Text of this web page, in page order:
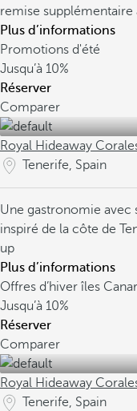
remise
Plus d’informations
Promotions d'été
Jusqu’à 10%
Réserver
Comparer
Royal Hideaway
Tenerife, Spain
Une gastronomie avec
inspiré de la côte de
up
Plus d’informations
Offres d’hiver îles
Jusqu’à 10%
Réserver
Comparer
Royal Hideaway
Tenerife, Spain